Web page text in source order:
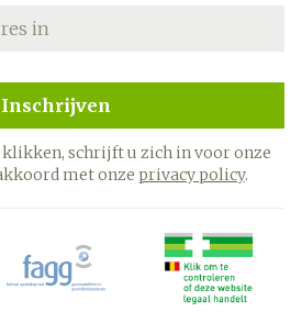
Inschrijven
schrijft u zich in voor onze
met onze privacy policy.